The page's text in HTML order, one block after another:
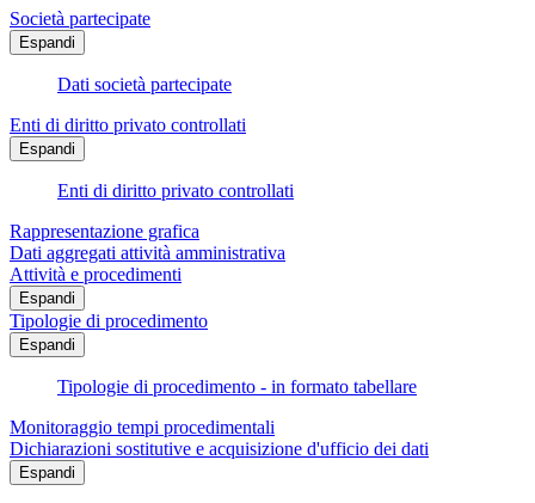
Società partecipate
Espandi
Dati società partecipate
Enti di diritto privato controllati
Espandi
Enti di diritto privato controllati
Rappresentazione grafica
Dati aggregati attività amministrativa
Attività e procedimenti
Espandi
Tipologie di procedimento
Espandi
Tipologie di procedimento - in formato tabellare
Monitoraggio tempi procedimentali
Dichiarazioni sostitutive e acquisizione d'ufficio dei dati
Espandi